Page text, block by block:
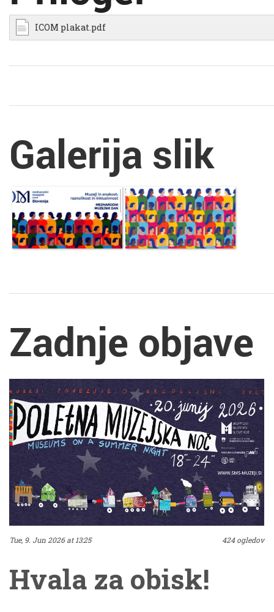
ICOM plakat.pdf
Galerija slik
Zadnje objave
Tue, 9. Jun 2026 at 13:25 424 ogledov
Hvala za obisk!